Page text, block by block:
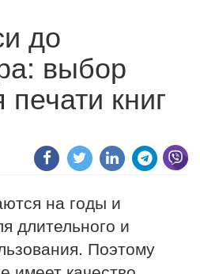
до
выбор
книг
на годы и
длительного и
Поэтому